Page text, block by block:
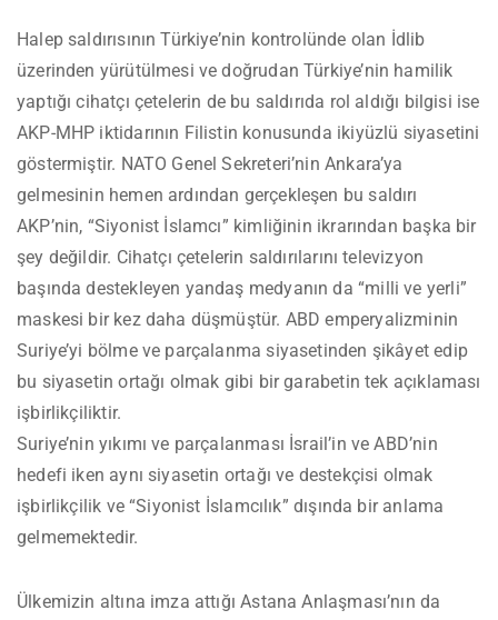
Halep saldırısının Türkiye’nin kontrolünde olan İdlib
üzerinden yürütülmesi ve doğrudan Türkiye’nin hamilik
yaptığı cihatçı çetelerin de bu saldırıda rol aldığı bilgisi ise
AKP-MHP iktidarının Filistin konusunda ikiyüzlü siyasetini
göstermiştir. NATO Genel Sekreteri’nin Ankara’ya
gelmesinin hemen ardından gerçekleşen bu saldırı
AKP’nin, “Siyonist İslamcı” kimliğinin ikrarından başka bir
şey değildir. Cihatçı çetelerin saldırılarını televizyon
başında destekleyen yandaş medyanın da “milli ve yerli”
maskesi bir kez daha düşmüştür. ABD emperyalizminin
Suriye’yi bölme ve parçalanma siyasetinden şikâyet edip
bu siyasetin ortağı olmak gibi bir garabetin tek açıklaması
işbirlikçiliktir.
Suriye’nin yıkımı ve parçalanması İsrail’in ve ABD’nin
hedefi iken aynı siyasetin ortağı ve destekçisi olmak
işbirlikçilik ve “Siyonist İslamcılık” dışında bir anlama
gelmemektedir.
Ülkemizin altına imza attığı Astana Anlaşması’nın da